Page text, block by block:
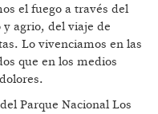
el fuego a través del
agrio, del viaje de
Lo vivenciamos en las
que en los medios
Parque Nacional Los